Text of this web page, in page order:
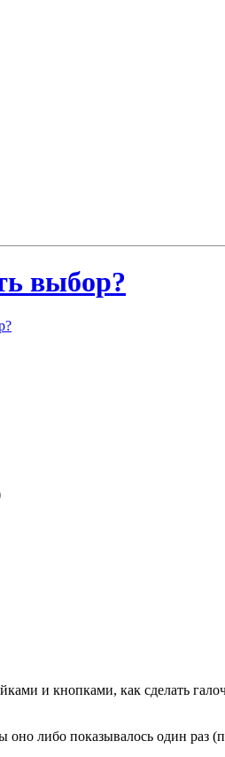
выбор?
и кнопками, как сделать
либо показывалось один раз